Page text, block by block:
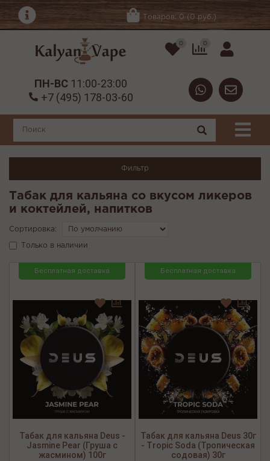
Товаров: 0 (0 руб.)
0 0
ПН-ВС 11:00-23:00
+7 (495) 178-03-60
Фильтр
Табак для кальяна со вкусом ликеров
и коктейлей, напитков
Сортировка:
Только в наличии
Бесплатная доставка
Табак для кальяна Deus -
Jasmine Pear (Груша с
жасмином) 100г
Бесплатная доставка
Табак для кальяна Deus 30г
- Tropic Soda (Тропическая
содовая) 30г